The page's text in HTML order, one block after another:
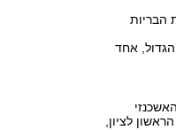
הבריות
הגדול, אחד
לציון,